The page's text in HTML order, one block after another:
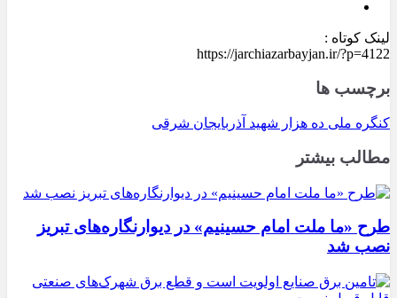
لینک کوتاه :
https://jarchiazarbayjan.ir/?p=4122
برچسب ها
کنگره ملی ده هزار شهید آذربایجان شرقی
مطالب بیشتر
طرح «ما ملت امام حسینیم» در دیوارنگاره‌های تبریز
نصب شد